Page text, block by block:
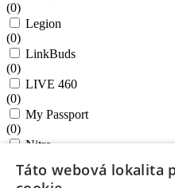
(0)
Legion
(0)
LinkBuds
(0)
LIVE 460
(0)
My Passport
(0)
Nitro
NOD32 Antivirus
Táto webová lokalita